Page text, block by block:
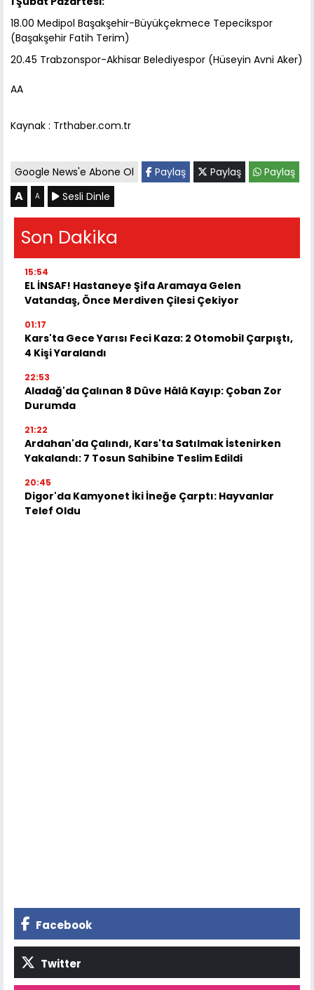
18.00 Medipol Başakşehir-Büyükçekmece Tepecikspor
(Başakşehir Fatih Terim)
20.45 Trabzonspor-Akhisar Belediyespor (Hüseyin Avni Aker)
AA
Kaynak : Trthaber.com.tr
Google News'e Abone Ol Paylaş Paylaş Paylaş
A A Sesli Dinle
Son Dakika
15:54
EL İNSAF! Hastaneye Şifa Aramaya Gelen
Vatandaş, Önce Merdiven Çilesi Çekiyor
01:17
Kars'ta Gece Yarısı Feci Kaza: 2 Otomobil Çarpıştı,
4 Kişi Yaralandı
22:53
Aladağ'da Çalınan 8 Düve Hâlâ Kayıp: Çoban Zor
Durumda
21:22
Ardahan'da Çalındı, Kars'ta Satılmak İstenirken
Yakalandı: 7 Tosun Sahibine Teslim Edildi
20:45
Digor'da Kamyonet İki İneğe Çarptı: Hayvanlar
Telef Oldu
Facebook
Twitter